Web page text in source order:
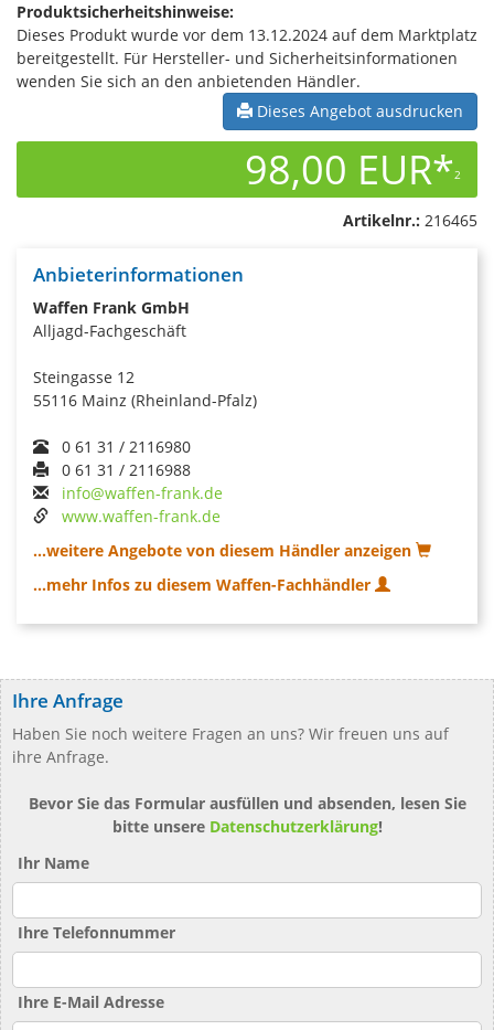
Produktsicherheitshinweise:
Dieses Produkt wurde vor dem 13.12.2024 auf dem Marktplatz
bereitgestellt. Für Hersteller- und Sicherheitsinformationen
wenden Sie sich an den anbietenden Händler.
Dieses Angebot ausdrucken
98,00 EUR*2
Artikelnr.: 216465
Anbieterinformationen
Waffen Frank GmbH
Alljagd-Fachgeschäft
Steingasse 12
55116 Mainz (Rheinland-Pfalz)
0 61 31 / 2116980
0 61 31 / 2116988
info@waffen-frank.de
www.waffen-frank.de
...weitere Angebote von diesem Händler anzeigen
...mehr Infos zu diesem Waffen-Fachhändler
Ihre Anfrage
Haben Sie noch weitere Fragen an uns? Wir freuen uns auf
ihre Anfrage.
Bevor Sie das Formular ausfüllen und absenden, lesen Sie
bitte unsere Datenschutzerklärung!
Ihr Name
Ihre Telefonnummer
Ihre E-Mail Adresse